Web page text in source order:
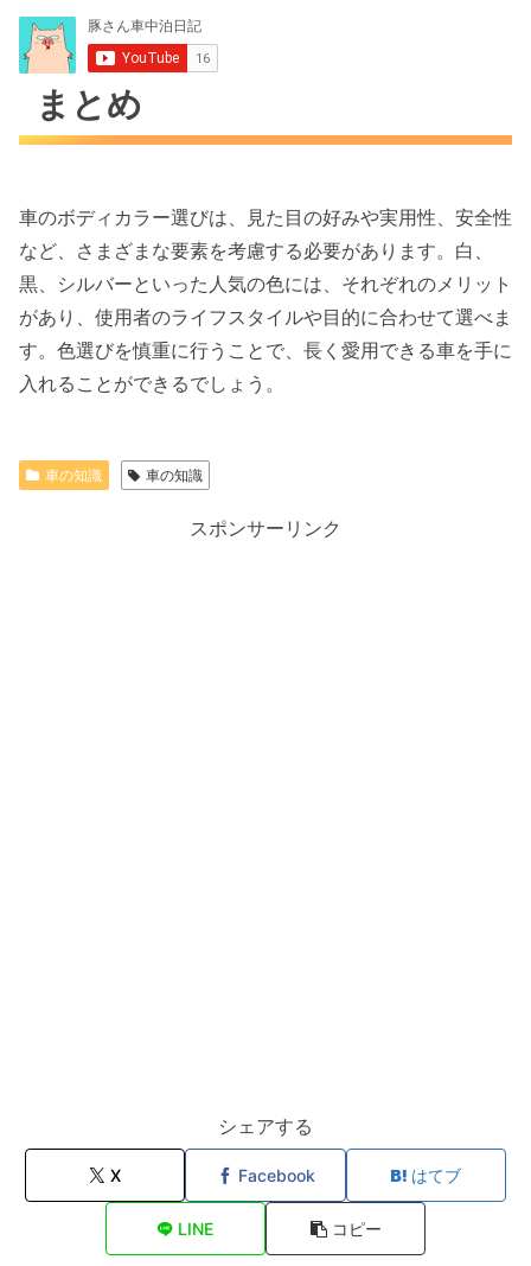
まとめ
車のボディカラー選びは、見た目の好みや実用性、安全性
など、さまざまな要素を考慮する必要があります。白、
黒、シルバーといった人気の色には、それぞれのメリット
があり、使用者のライフスタイルや目的に合わせて選べま
す。色選びを慎重に行うことで、長く愛用できる車を手に
入れることができるでしょう。
車の知識 車の知識
スポンサーリンク
シェアする
X Facebook はてブ
LINE コピー